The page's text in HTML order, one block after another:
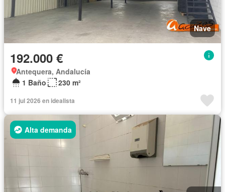
Nave
192.000 €
Antequera, Andalucía
1 Baño
230 m²
11 jul 2026 en idealista
Alta demanda